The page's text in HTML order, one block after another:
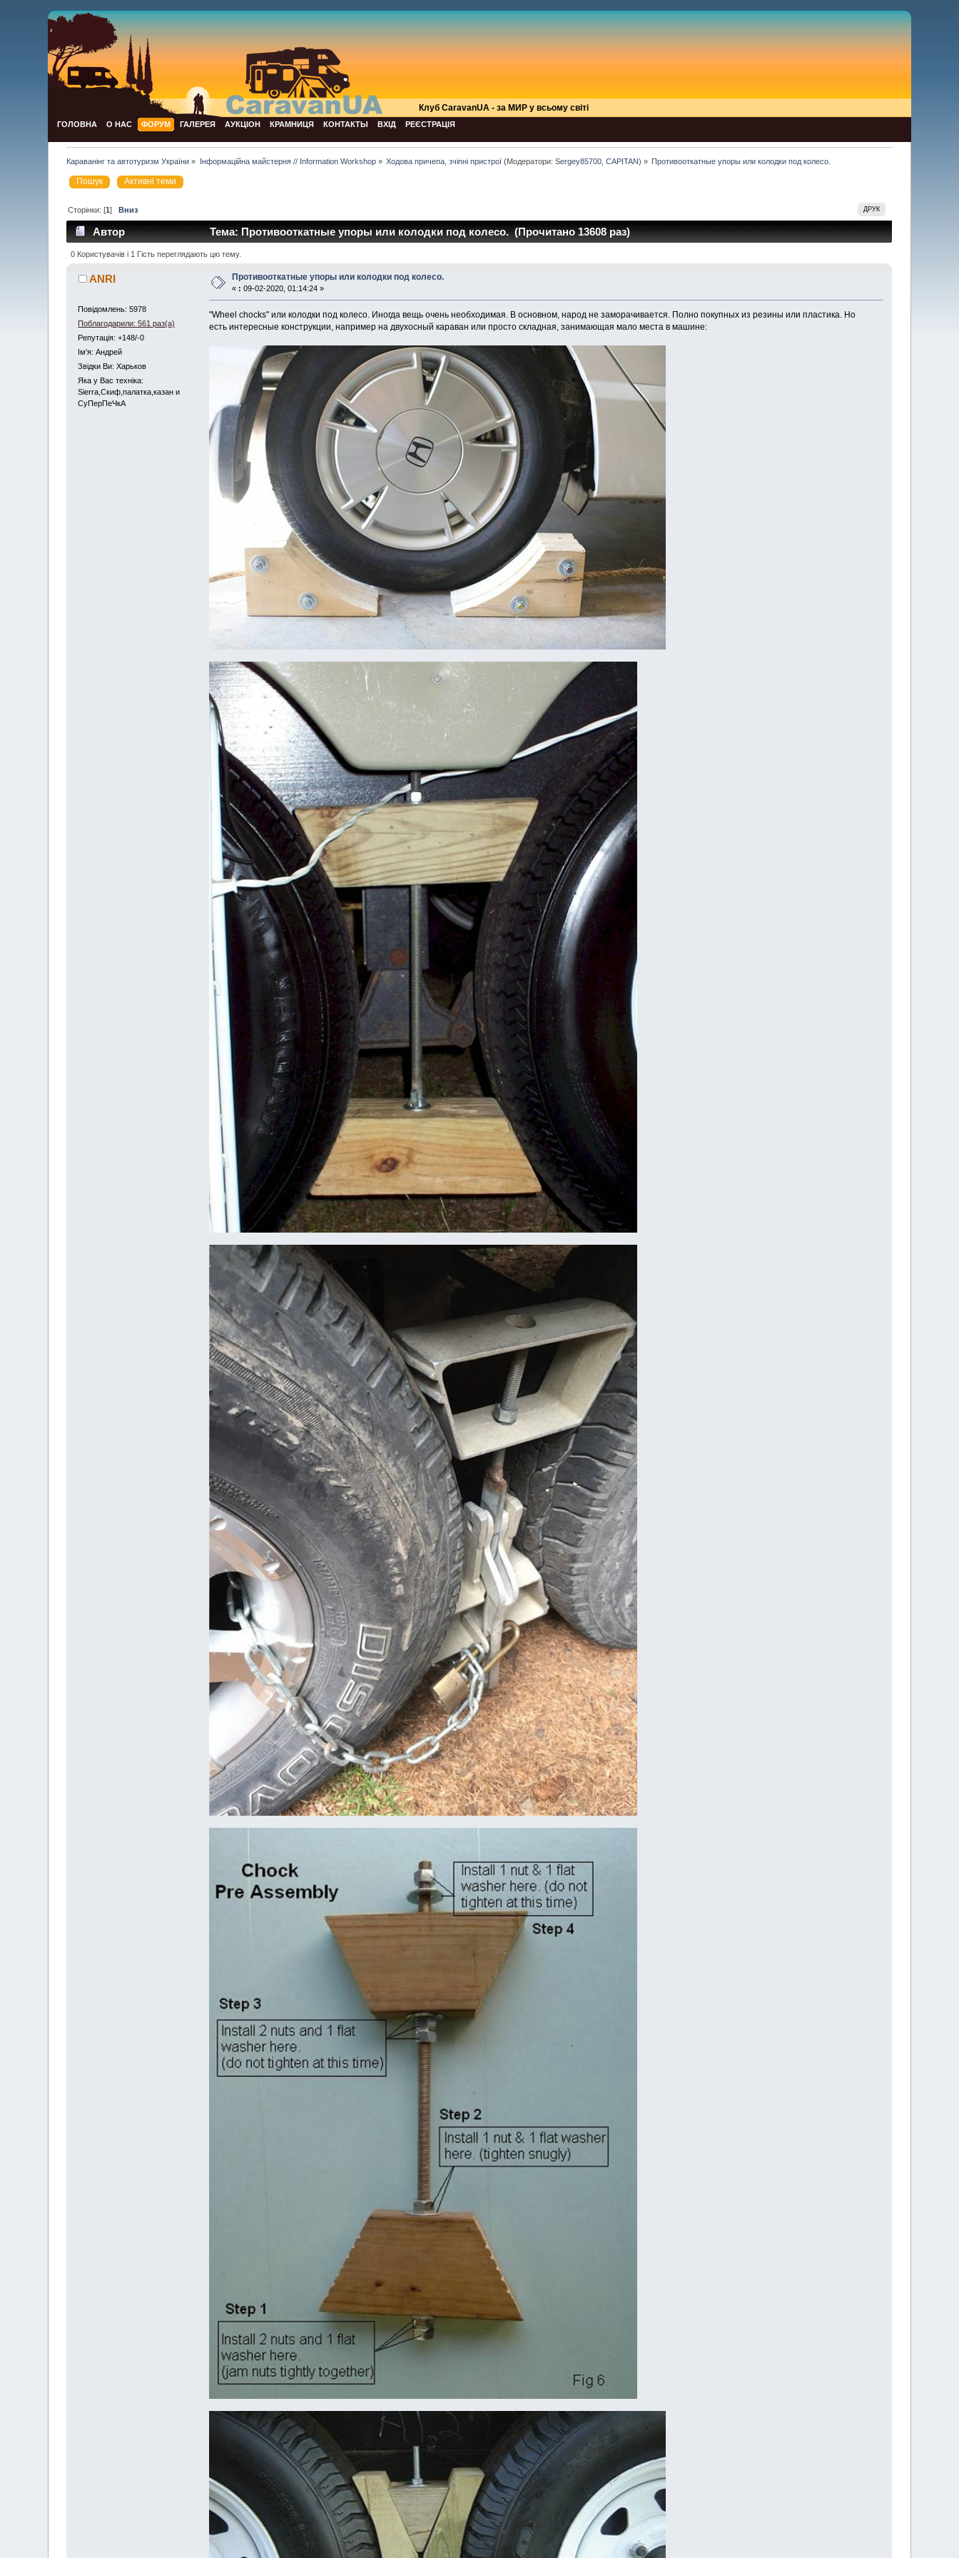
Клуб СaravanUA - за МИР у всьому світі
ГОЛОВНА О НАС ФОРУМ ГАЛЕРЕЯ АУКЦІОН КРАМНИЦЯ КОНТАКТЫ ВХІД РЕЄСТРАЦІЯ
Караванінг та автотуризм України » Інформаційна майстерня // Information Workshop» Ходова причепа, зчіпні пристрої (Модератори:Sergey85700 ,CAPITAN) » Противооткатные упоры или колодки под колесо.
Пошук Активні теми
ДРУК
Сторінки: [1]Вниз
Автор Тема: Противооткатные упоры или колодки под колесо. (Прочитано 13608 раз)
0 Користувачів і 1 Гість переглядають цю тему.
ANRI
Повідомлень: 5978
Поблагодарили: 561 раз(а)
Репутація: +148/-0
Iм'я: Андрей
Звідки Ви: Харьков
Яка у Вас техніка:
Sierra,Скиф,палатка,казан и
СуПерПеЧкА
Противооткатные упоры или колодки под колесо.
« : 09-02-2020, 01:14:24 »
"Wheel chocks" или колодки под колесо. Иногда вещь очень необходимая. В основном, народ не заморачивается. Полно покупных из резины или пластика. Но
есть интересные конструкции, например на двухосный караван или просто складная, занимающая мало места в машине: